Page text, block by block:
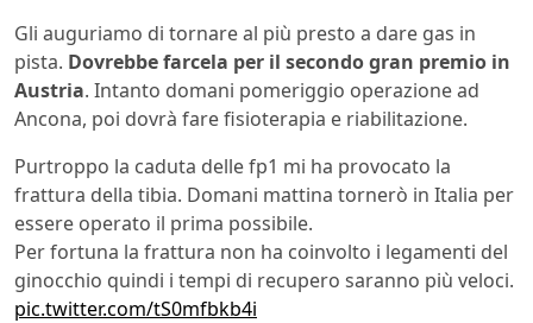
Gli auguriamo di tornare al più presto a dare gas in
pista. Dovrebbe farcela per il secondo gran premio in
Austria. Intanto domani pomeriggio operazione ad
Ancona, poi dovrà fare fisioterapia e riabilitazione.
Purtroppo la caduta delle fp1 mi ha provocato la
frattura della tibia. Domani mattina tornerò in Italia per
essere operato il prima possibile.
Per fortuna la frattura non ha coinvolto i legamenti del
ginocchio quindi i tempi di recupero saranno più veloci.
pic.twitter.com/tS0mfbkb4i